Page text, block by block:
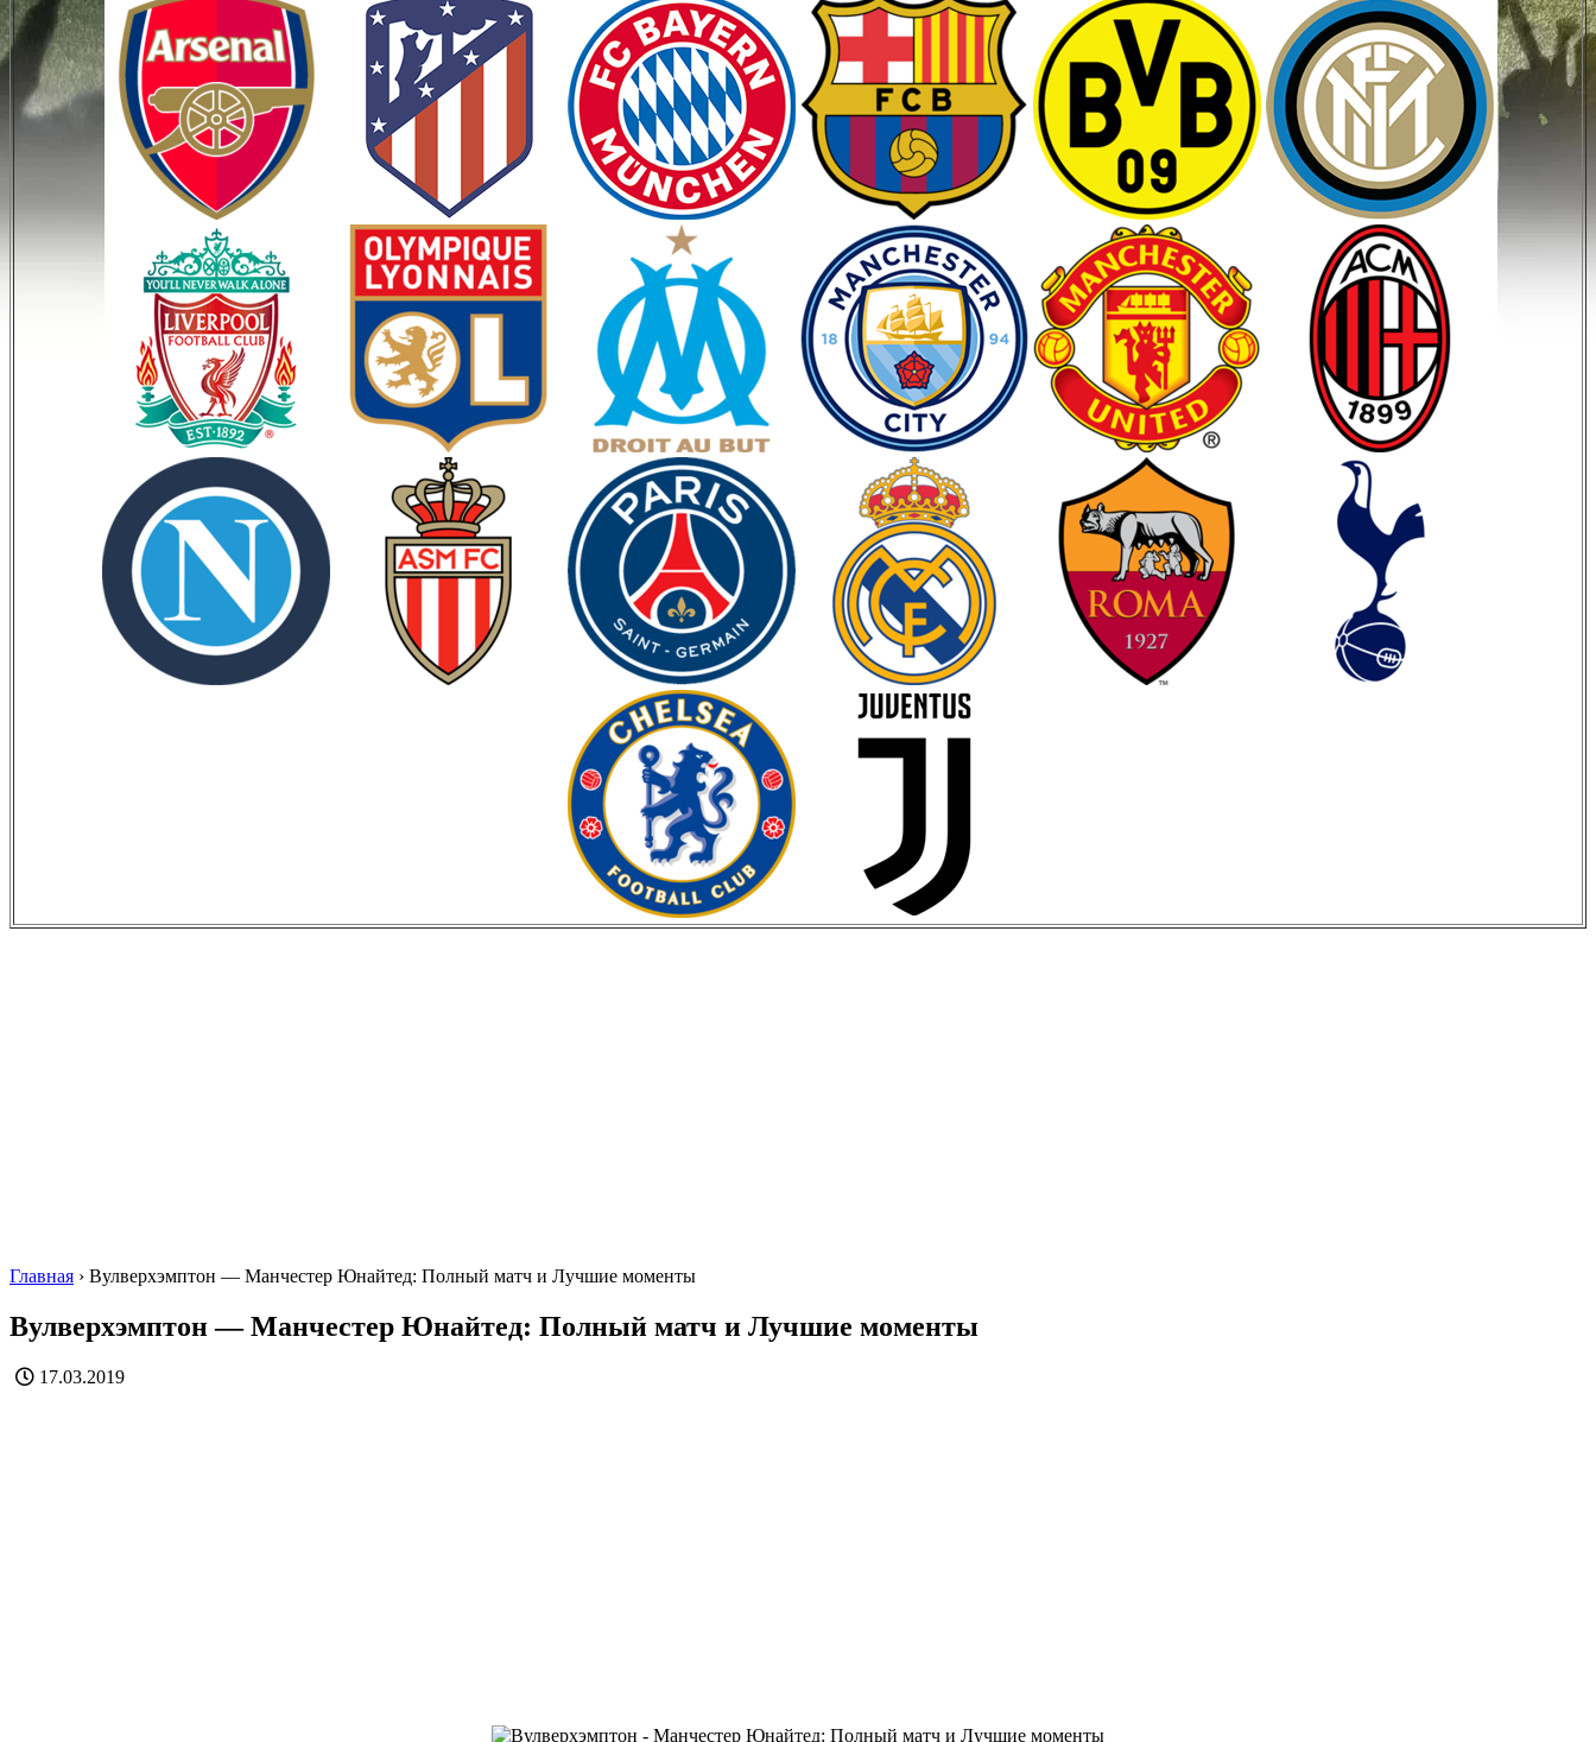
Главная › Вулверхэмптон — Манчестер Юнайтед: Полный матч и Лучшие моменты
Вулверхэмптон — Манчестер Юнайтед: Полный матч и Лучшие моменты
17.03.2019